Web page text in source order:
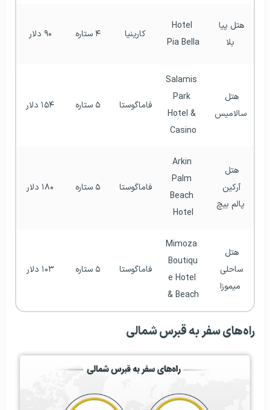
بلا
Hotel
Pia Bella
کارینیا ۴ ستاره ۹۰ دلار
سالامیس
Salamis
Park
Hotel &
Casino
فاماگوستا ۵ ستاره ۱۵۴ دلار
پالم بیچ
Arkin
Palm
Beach
Hotel
فاماگوستا ۵ ستاره ۱۸۰ دلار
میموزا
Mimoza
Boutiqu
e Hotel
& Beach
فاماگوستا ۵ ستاره ۱۰۳ دلار
راه‌های سفر به قبرس شمالی